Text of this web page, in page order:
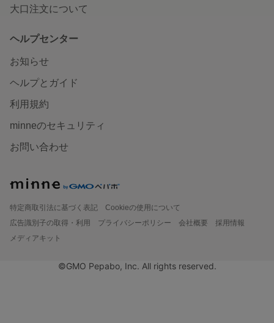
大口注文について
ヘルプセンター
お知らせ
ヘルプとガイド
利用規約
minneのセキュリティ
お問い合わせ
特定商取引法に基づく表記
Cookieの使用について
広告識別子の取得・利用
プライバシーポリシー 会社概要
採用情報
メディアキット
©GMO Pepabo, Inc. All rights reserved.